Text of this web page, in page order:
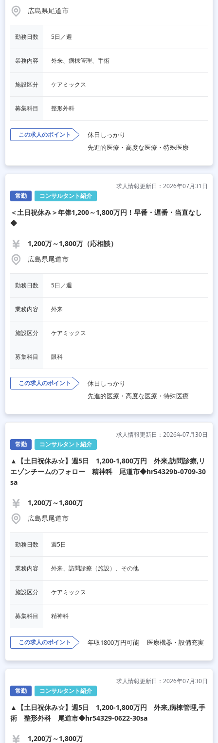
広島県尾道市
勤務日数 5日／週
業務内容 外来、病棟管理、手術
施設区分 ケアミックス
募集科目 整形外科
この求人のポイント
休日しっかり
先進的医療・高度な医療・特殊医療
常勤 コンサルタント紹介
求人情報更新日：2026年07月31日
＜土日祝休み＞年俸1,200～1,800万円！早番・遅番・当直なし
◆
1,200万～1,800万（応相談）
広島県尾道市
勤務日数 5日／週
業務内容 外来
施設区分 ケアミックス
募集科目 眼科
この求人のポイント
休日しっかり
先進的医療・高度な医療・特殊医療
常勤 コンサルタント紹介
求人情報更新日：2026年07月30日
▲【土日祝休み☆】週5日 1,200-1,800万円 外来,訪問診療,リ
エゾンチームのフォロー 精神科 尾道市◆hr54329b-0709-30
sa
1,200万～1,800万
広島県尾道市
勤務日数 週5日
業務内容 外来、訪問診療（施設）、その他
施設区分 ケアミックス
募集科目 精神科
この求人のポイント 年収1800万円可能 医療機器・設備充実
常勤 コンサルタント紹介
求人情報更新日：2026年07月30日
▲【土日祝休み☆】週5日 1,200-1,800万円 外来,病棟管理,手
術 整形外科 尾道市◆hr54329-0622-30sa
1,200万～1,800万